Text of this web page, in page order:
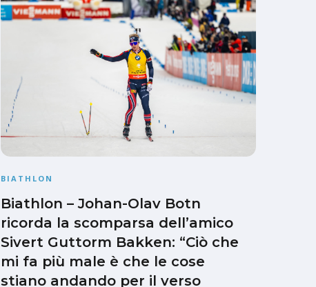
BIATHLON
Biathlon – Johan-Olav Botn
ricorda la scomparsa dell’amico
Sivert Guttorm Bakken: “Ciò che
mi fa più male è che le cose
stiano andando per il verso